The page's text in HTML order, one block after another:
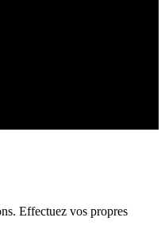
Effectuez vos propres